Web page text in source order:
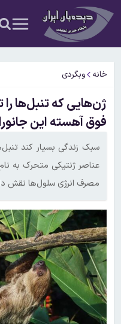
خانه وبگردی
ژن‌هایی که تنبل‌ها را
فوق آهسته این
سبک زندگی بسیار کند
عناصر ژنتیکی متحرک به
مصرف انرژی سلول‌ها نقش